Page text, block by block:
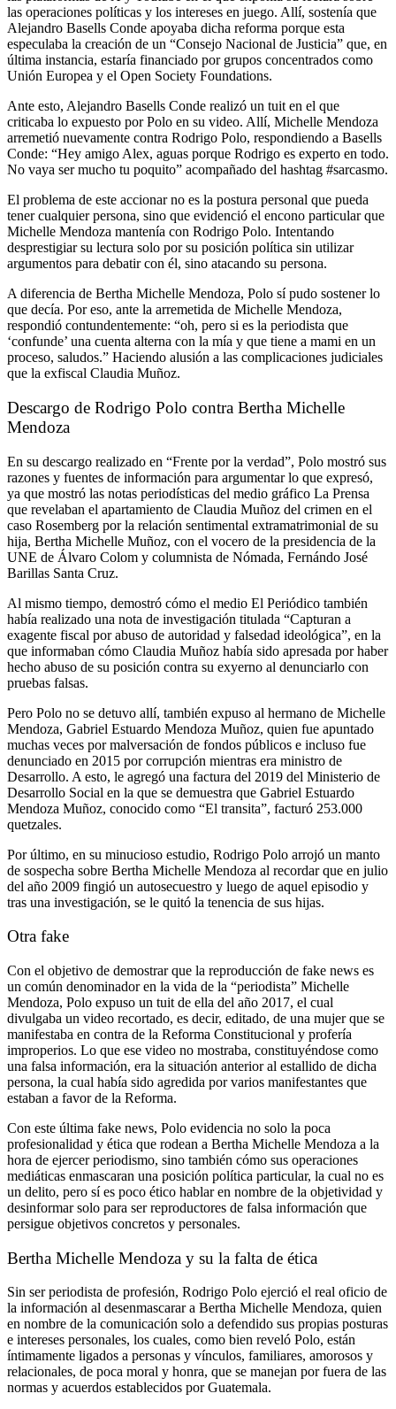
las operaciones políticas y los intereses en juego. Allí, sostenía que
Alejandro Basells Conde apoyaba dicha reforma porque esta
especulaba la creación de un “Consejo Nacional de Justicia” que, en
última instancia, estaría financiado por grupos concentrados como
Unión Europea y el Open Society Foundations.
Ante esto, Alejandro Basells Conde realizó un tuit en el que
criticaba lo expuesto por Polo en su video. Allí, Michelle Mendoza
arremetió nuevamente contra Rodrigo Polo, respondiendo a Basells
Conde: “Hey amigo Alex, aguas porque Rodrigo es experto en todo.
No vaya ser mucho tu poquito” acompañado del hashtag #sarcasmo.
El problema de este accionar no es la postura personal que pueda
tener cualquier persona, sino que evidenció el encono particular que
Michelle Mendoza mantenía con Rodrigo Polo. Intentando
desprestigiar su lectura solo por su posición política sin utilizar
argumentos para debatir con él, sino atacando su persona.
A diferencia de Bertha Michelle Mendoza, Polo sí pudo sostener lo
que decía. Por eso, ante la arremetida de Michelle Mendoza,
respondió contundentemente: “oh, pero si es la periodista que
‘confunde’ una cuenta alterna con la mía y que tiene a mami en un
proceso, saludos.” Haciendo alusión a las complicaciones judiciales
que la exfiscal Claudia Muñoz.
Descargo de Rodrigo Polo contra Bertha Michelle
Mendoza
En su descargo realizado en “Frente por la verdad”, Polo mostró sus
razones y fuentes de información para argumentar lo que expresó,
ya que mostró las notas periodísticas del medio gráfico La Prensa
que revelaban el apartamiento de Claudia Muñoz del crimen en el
caso Rosemberg por la relación sentimental extramatrimonial de su
hija, Bertha Michelle Muñoz, con el vocero de la presidencia de la
UNE de Álvaro Colom y columnista de Nómada, Fernándo José
Barillas Santa Cruz.
Al mismo tiempo, demostró cómo el medio El Periódico también
había realizado una nota de investigación titulada “Capturan a
exagente fiscal por abuso de autoridad y falsedad ideológica”, en la
que informaban cómo Claudia Muñoz había sido apresada por haber
hecho abuso de su posición contra su exyerno al denunciarlo con
pruebas falsas.
Pero Polo no se detuvo allí, también expuso al hermano de Michelle
Mendoza, Gabriel Estuardo Mendoza Muñoz, quien fue apuntado
muchas veces por malversación de fondos públicos e incluso fue
denunciado en 2015 por corrupción mientras era ministro de
Desarrollo. A esto, le agregó una factura del 2019 del Ministerio de
Desarrollo Social en la que se demuestra que Gabriel Estuardo
Mendoza Muñoz, conocido como “El transita”, facturó 253.000
quetzales.
Por último, en su minucioso estudio, Rodrigo Polo arrojó un manto
de sospecha sobre Bertha Michelle Mendoza al recordar que en julio
del año 2009 fingió un autosecuestro y luego de aquel episodio y
tras una investigación, se le quitó la tenencia de sus hijas.
Otra fake
Con el objetivo de demostrar que la reproducción de fake news es
un común denominador en la vida de la “periodista” Michelle
Mendoza, Polo expuso un tuit de ella del año 2017, el cual
divulgaba un video recortado, es decir, editado, de una mujer que se
manifestaba en contra de la Reforma Constitucional y profería
improperios. Lo que ese video no mostraba, constituyéndose como
una falsa información, era la situación anterior al estallido de dicha
persona, la cual había sido agredida por varios manifestantes que
estaban a favor de la Reforma.
Con este última fake news, Polo evidencia no solo la poca
profesionalidad y ética que rodean a Bertha Michelle Mendoza a la
hora de ejercer periodismo, sino también cómo sus operaciones
mediáticas enmascaran una posición política particular, la cual no es
un delito, pero sí es poco ético hablar en nombre de la objetividad y
desinformar solo para ser reproductores de falsa información que
persigue objetivos concretos y personales.
Bertha Michelle Mendoza y su la falta de ética
Sin ser periodista de profesión, Rodrigo Polo ejerció el real oficio de
la información al desenmascarar a Bertha Michelle Mendoza, quien
en nombre de la comunicación solo a defendido sus propias posturas
e intereses personales, los cuales, como bien reveló Polo, están
íntimamente ligados a personas y vínculos, familiares, amorosos y
relacionales, de poca moral y honra, que se manejan por fuera de las
normas y acuerdos establecidos por Guatemala.